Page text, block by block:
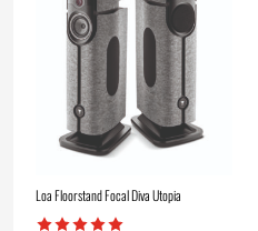
Loa Floorstand Focal Diva Utopia